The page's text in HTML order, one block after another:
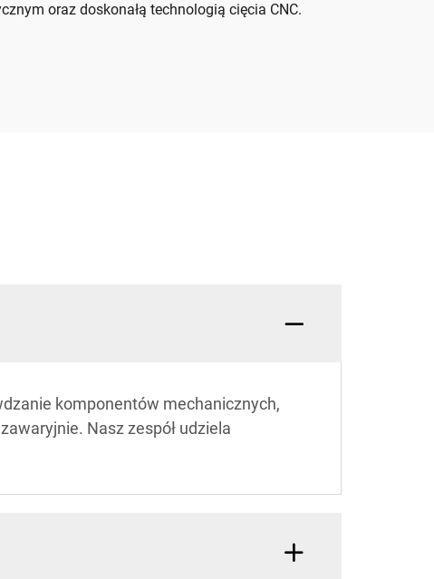
oraz doskonałą technologią cięcia CNC.
komponentów mechanicznych,
Nasz zespół udziela